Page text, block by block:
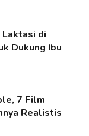
Laktasi di
Dukung Ibu
7 Film
Realistis